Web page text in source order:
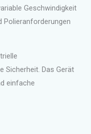
Geschwindigkeit
Polieranforderungen
Sicherheit. Das Gerät
einfache